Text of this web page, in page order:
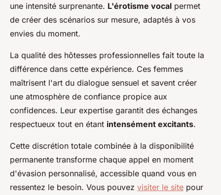
une intensité surprenante. L'érotisme vocal permet
de créer des scénarios sur mesure, adaptés à vos
envies du moment.
La qualité des hôtesses professionnelles fait toute la
différence dans cette expérience. Ces femmes
maîtrisent l'art du dialogue sensuel et savent créer
une atmosphère de confiance propice aux
confidences. Leur expertise garantit des échanges
respectueux tout en étant intensément excitants.
Cette discrétion totale combinée à la disponibilité
permanente transforme chaque appel en moment
d'évasion personnalisé, accessible quand vous en
ressentez le besoin. Vous pouvez visiter le site pour